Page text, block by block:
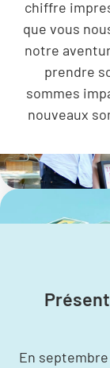
chiffre
que vous
notre
prendre
sommes
nouveaux
En